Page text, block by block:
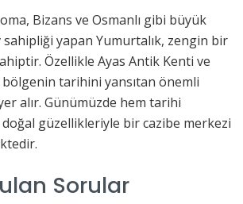
Bizans ve Osmanlı gibi büyük
yapan Yumurtalık, zengin bir
Özellikle Ayas Antik Kenti ve
tarihini yansıtan önemli
alır. Günümüzde hem tarihi
güzellikleriyle bir cazibe merkezi
Sorular